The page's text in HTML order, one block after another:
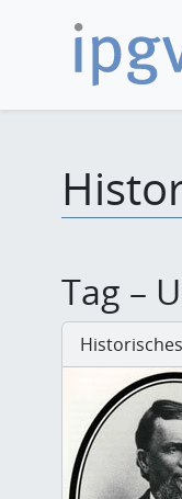
Tag –